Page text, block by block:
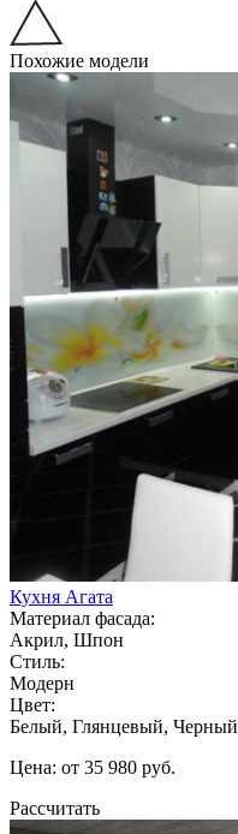
Похожие модели
Кухня Агата
Материал фасада:
Акрил, Шпон
Стиль:
Модерн
Цвет:
Белый, Глянцевый, Черный
Цена: от 35 980 руб.
Рассчитать